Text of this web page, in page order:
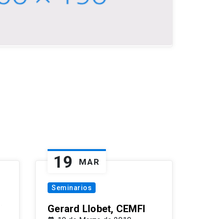
19 MAR
Seminarios
Gerard Llobet, CEMFI